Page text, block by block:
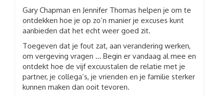
Gary Chapman en Jennifer Thomas helpen je om te
ontdekken hoe je op zo’n manier je excuses kunt
aanbieden dat het echt weer goed zit.
Toegeven dat je fout zat, aan verandering werken,
om vergeving vragen … Begin er vandaag al mee en
ontdekt hoe de vijf excuustalen de relatie met je
partner, je collega’s, je vrienden en je familie sterker
kunnen maken dan ooit tevoren.